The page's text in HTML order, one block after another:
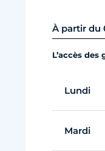
À partir du
L’accès
Lundi
Mardi